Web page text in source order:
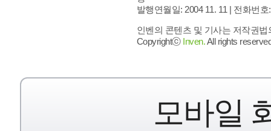
발행연월일: 2004 11. 11 | 전화번호
인벤의 콘텐츠 및 기사는 저작권
Copyrightⓒ Inven.All rights
모바일